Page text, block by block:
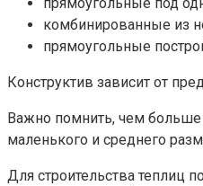
прямоугольные под
комбинированные из
прямоугольные
Конструктив зависит от
Важно помнить, чем больше
маленького и среднего
Для строительства теплиц